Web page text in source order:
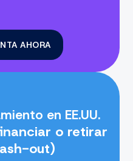
AHORA
en EE.UU.
o retirar
out)